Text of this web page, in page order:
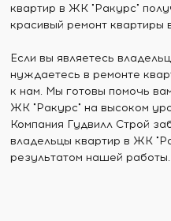
квартир в ЖК "Ракурс"
красивый ремонт квартиры
Если вы являетесь
нуждаетесь в ремонте
к нам. Мы готовы помочь
ЖК "Ракурс" на высоком
Компания Гудвилл Строй
владельцы квартир в ЖК
результатом нашей работы.